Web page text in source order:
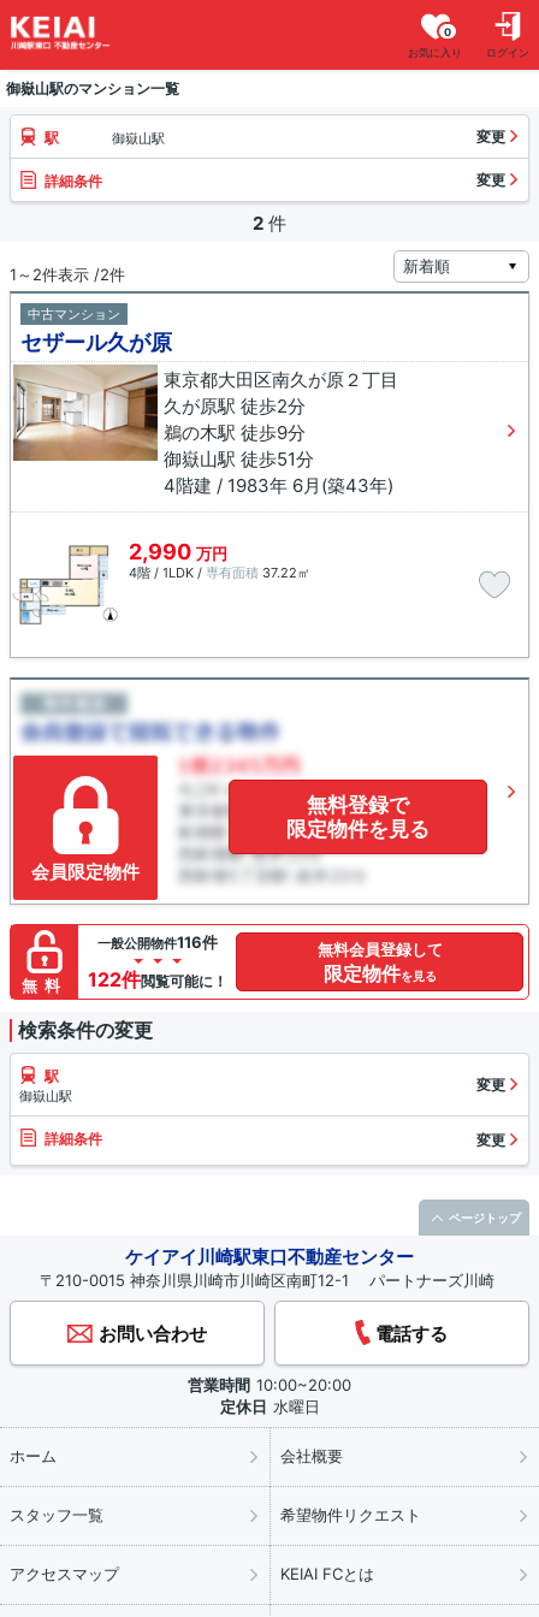
お気に入り
0
ログイン
御嶽山駅のマンション一覧
駅 御嶽山駅 変更
詳細条件 変更
2 件
1～2件表示 /2件
中古マンション
セザール久が原
東京都大田区南久が原２丁目
久が原駅 徒歩2分
鵜の木駅 徒歩9分
御嶽山駅 徒歩51分
4階建 / 1983年 6月(築43年)
2,990 万円
4階 / 1LDK / 専有面積 37.22㎡
会員限定物件
無料登録で
限定物件を見る
無料
一般公開物件116件
122件閲覧可能に！
無料会員登録して
限定物件を見る
検索条件の変更
駅
御嶽山駅
変更
詳細条件 変更
ケイアイ川崎駅東口不動産センター
〒210-0015 神奈川県川崎市川崎区南町12-1 パートナーズ川崎
お問い合わせ 電話する
営業時間 10:00~20:00
定休日 水曜日
ホーム 会社概要
スタッフ一覧 希望物件リクエスト
アクセスマップ KEIAI FCとは
ページトップ